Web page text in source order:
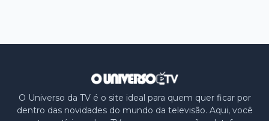
O Universo da TV é o site ideal para quem quer ficar por
dentro das novidades do mundo da televisão. Aqui, você